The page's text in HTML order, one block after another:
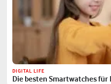
DIGITAL LIFE
Die besten Smartwatches für